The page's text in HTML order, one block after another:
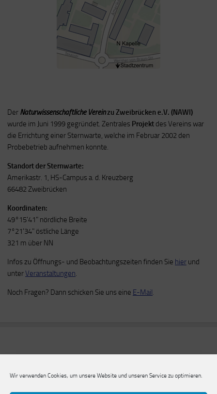
Wir verwenden Cookies, um unsere Website und unseren Service zu optimieren.
Der Naturwissenschaftliche Vereinzu Zweibrücken e.V. (NAWI)
wurde im Juni 1999 gegründet. Zentrales Projekt des Vereins war
die Errichtung einer Sternwarte, welche im Februar 2002 den
Probebetrieb aufnehmen konnte.
Standort der Sternwarte:
Amerikastr. 1, HS-Campus a. d. Kreuzberg
66482 Zweibrücken
Koordinaten:
49°15'41" nördliche Breite
7°21'34" östliche Länge
321 m über NN
Infos zu Öffnungs- und Beobachtungszeiten finden Sie hier und
unterVeranstaltungen.
Noch Fragen? Dann schicken Sie uns eine E-Mail.